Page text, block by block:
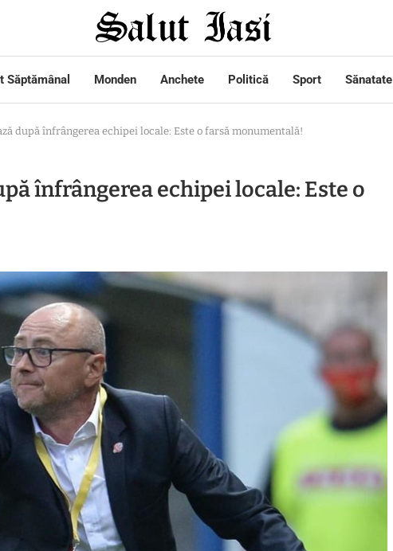
Săptămânal Monden Anchete Politică Sport Sănatate
după înfrângerea echipei locale: Este o farsă monumentală!
înfrângerea echipei locale: Este o